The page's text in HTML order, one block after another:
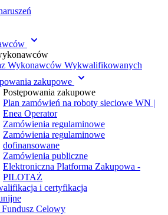
Wykonawców Wykwalifikowanych
zakupowe
Postępowania zakupowe
Plan zamówień na roboty sieciowe WN |
Enea Operator
Zamówienia regulaminowe
Zamówienia regulaminowe
dofinansowane
Zamówienia publiczne
Elektroniczna Platforma Zakupowa -
PILOTAŻ
i certyfikacja
Celowy